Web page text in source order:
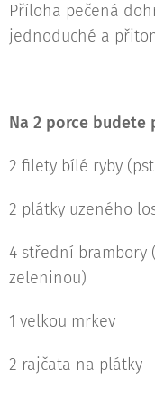
Příloha pečená
jednoduché a
Na 2 porce
2 filety bílé ryby
2 plátky uzeného
4 střední
zeleninou)
1 velkou mrkev
2 rajčata na plátky